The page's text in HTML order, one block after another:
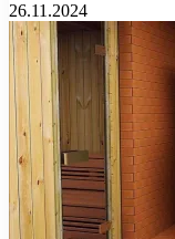
26.11.2024